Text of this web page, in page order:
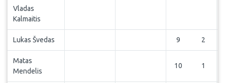
Vladas
Kalmaitis
Lukas Švedas 9 2
Matas
Mendelis
10 1